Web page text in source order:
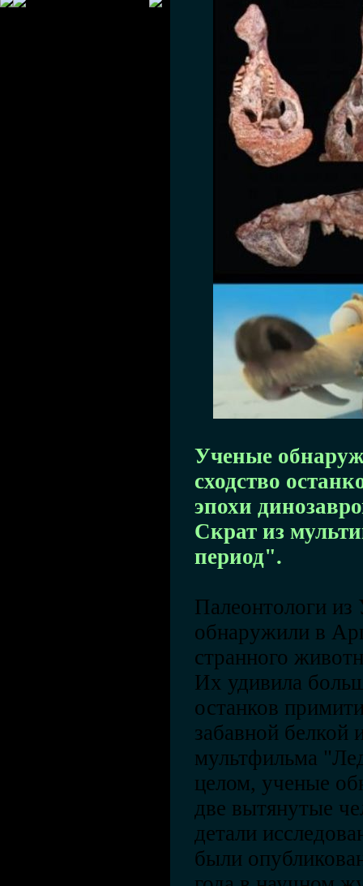
Ученые
сходство
эпохи
Скрат из
период".
Палеонтологи
обнаружили в
странного
Их удивила
останков
забавной белкой
мультфильма
целом, ученые
две вытянутые
детали
были